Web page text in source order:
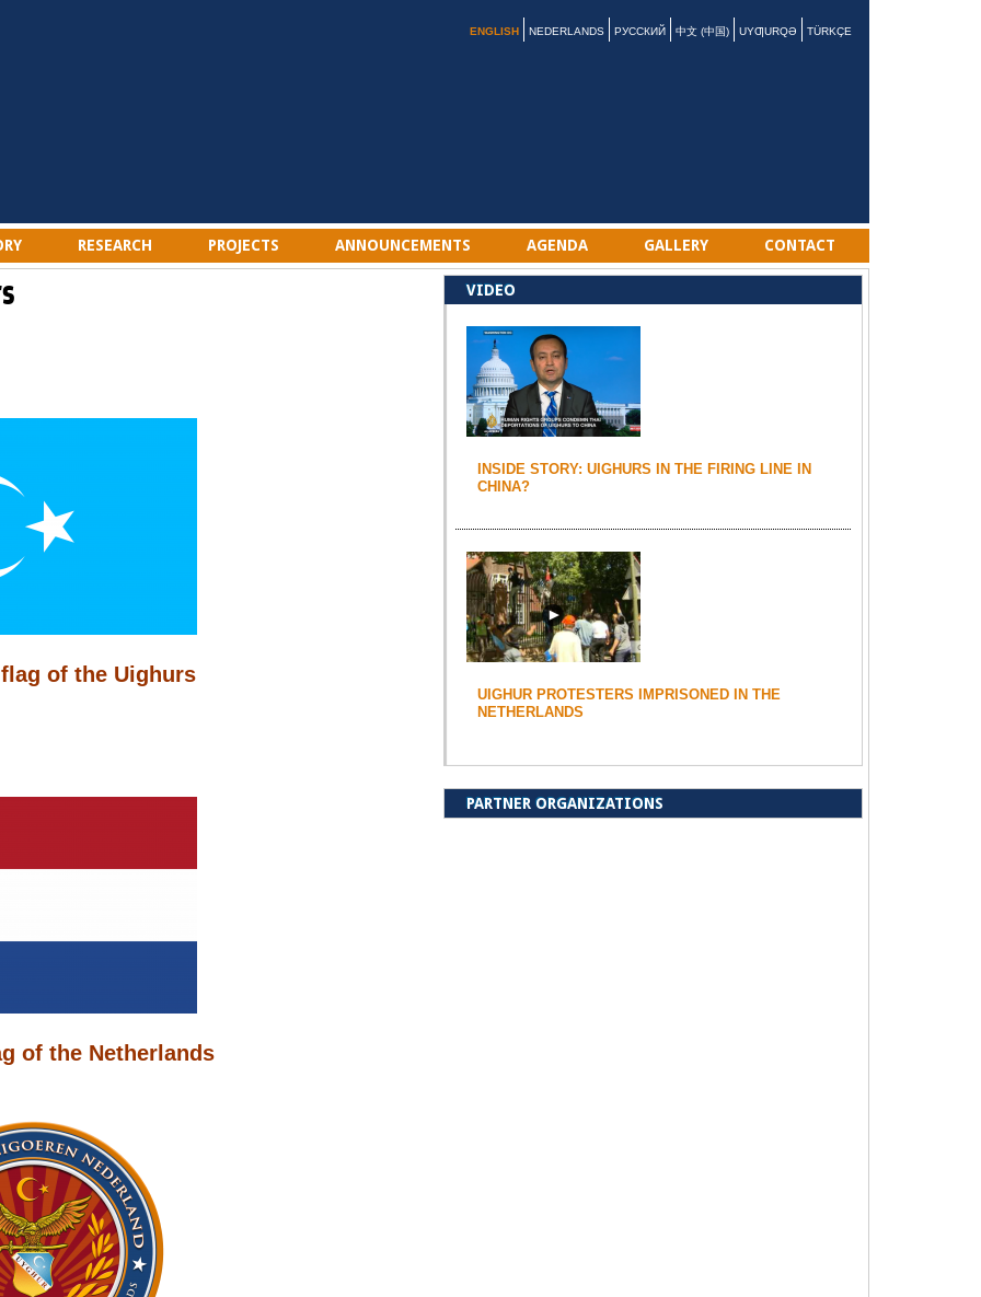
ENGLISH NEDERLANDS РУССКИЙ 中文 (中国) UYƢURQƏ TÜRKÇE
RESEARCH PROJECTS ANNOUNCEMENTS AGENDA GALLERY CONTACT
of the Uighurs
of the Netherlands
VIDEO
INSIDE STORY: UIGHURS IN THE FIRING LINE IN
CHINA?
UIGHUR PROTESTERS IMPRISONED IN THE
NETHERLANDS
PARTNER ORGANIZATIONS